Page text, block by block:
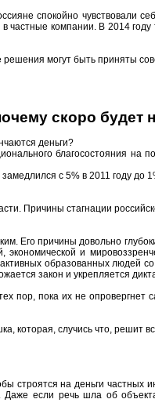
спокойно чувствовали
частные компании. В 2014
могут быть приняты
cкоро будет
деньги?
благосостояния на
с 5% в 2011 году
Причины стагнации
Его причины довольно
и
образованных
закон и укрепляется
пор, пока их не
которая, случись что, решит
на деньги частных
если речь шла об